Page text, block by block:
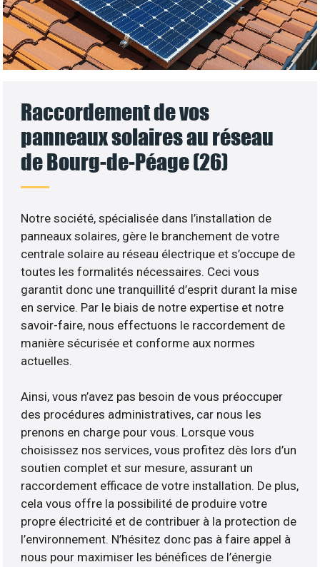
Raccordement de vos
panneaux solaires au réseau
de Bourg-de-Péage (26)
Notre société, spécialisée dans l’installation de
panneaux solaires, gère le branchement de votre
centrale solaire au réseau électrique et s’occupe de
toutes les formalités nécessaires. Ceci vous
garantit donc une tranquillité d’esprit durant la mise
en service. Par le biais de notre expertise et notre
savoir-faire, nous effectuons le raccordement de
manière sécurisée et conforme aux normes
actuelles.
Ainsi, vous n’avez pas besoin de vous préoccuper
des procédures administratives, car nous les
prenons en charge pour vous. Lorsque vous
choisissez nos services, vous profitez dès lors d’un
soutien complet et sur mesure, assurant un
raccordement efficace de votre installation. De plus,
cela vous offre la possibilité de produire votre
propre électricité et de contribuer à la protection de
l’environnement. N’hésitez donc pas à faire appel à
nous pour maximiser les bénéfices de l’énergie